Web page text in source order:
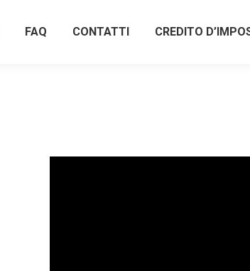
FAQ CONTATTI CREDITO